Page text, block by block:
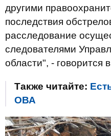
другими
последствия
расследование
следователями
области", - говорится
Также читайте:
ОВА